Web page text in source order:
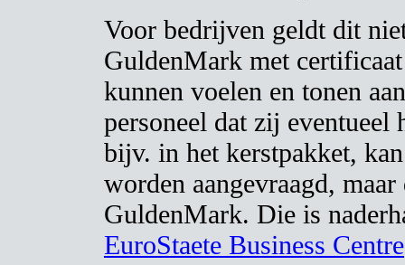
Voor bedrijven geldt dit
GuldenMark met
kunnen voelen en tonen
personeel dat zij eventueel
bijv. in het kerstpakket,
worden aangevraagd,
GuldenMark. Die is
EuroStaete Business Centre